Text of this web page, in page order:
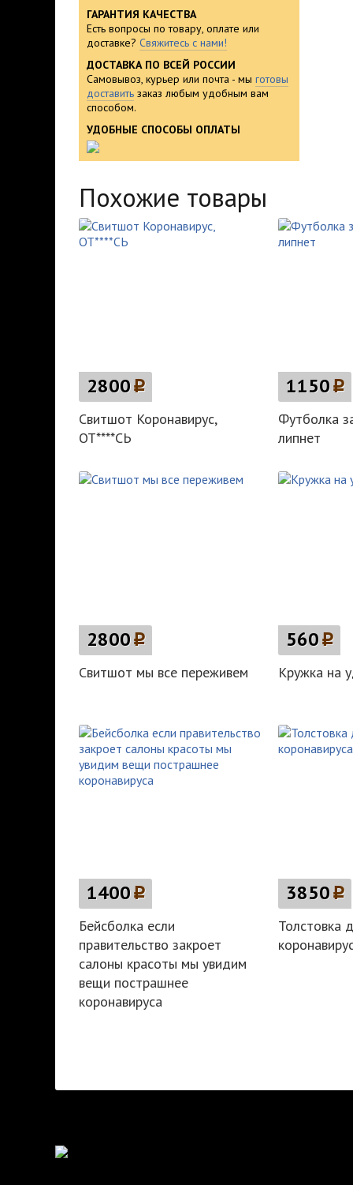
ГАРАНТИЯ КАЧЕСТВА
Есть вопросы по товару, оплате или
доставке? Свяжитесь с нами!
ДОСТАВКА ПО ВСЕЙ РОССИИ
Самовывоз, курьер или почта - мы готовы
доставить заказ любым удобным вам
способом.
УДОБНЫЕ СПОСОБЫ ОПЛАТЫ
Похожие товары
2800p
Свитшот Коронавирус,
ОТ****СЬ
1150p
Футболка
липнет
2800p
Свитшот мы все переживем
560p
Кружка на
1400p
Бейсболка если
правительство закроет
салоны красоты мы увидим
вещи пострашнее
коронавируса
3850p
Толстовка